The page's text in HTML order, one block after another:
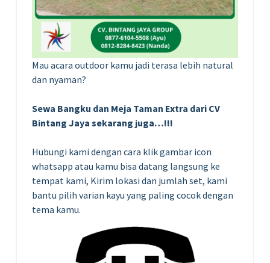
Mau acara outdoor kamu jadi terasa lebih natural
dan nyaman?
Sewa Bangku dan Meja Taman Extra dari CV
Bintang Jaya sekarang juga…!!!
Hubungi kami dengan cara klik gambar icon
whatsapp atau kamu bisa datang langsung ke
tempat kami, Kirim lokasi dan jumlah set, kami
bantu pilih varian kayu yang paling cocok dengan
tema kamu.